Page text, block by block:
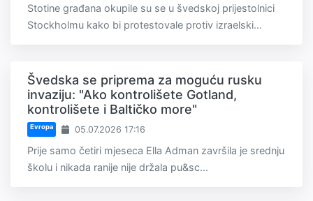
Stotine građana okupile su se u švedskoj prijestolnici
Stockholmu kako bi protestovale protiv izraelski...
Švedska se priprema za moguću rusku
invaziju: "Ako kontrolišete Gotland,
kontrolišete i Baltičko more"
Evropa 05.07.2026 17:16
Prije samo četiri mjeseca Ella Adman završila je srednju
školu i nikada ranije nije držala pu&sc...